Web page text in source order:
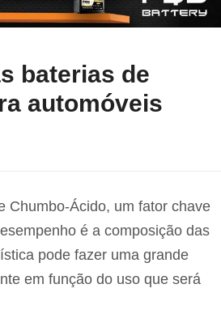
baterias de
automóveis
Chumbo-Ácido, um fator chave
é a composição das
pode fazer uma grande
em função do uso que será